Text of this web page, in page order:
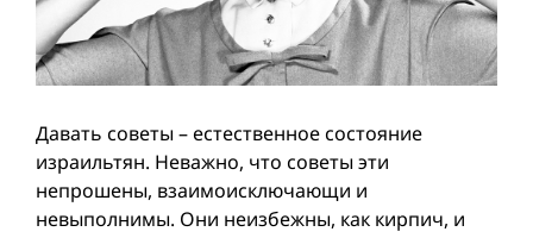
Давать советы – естественное состояние
израильтян. Неважно, что советы эти
непрошены, взаимо­исключающи и
невыполнимы. Они неизбежны, как кирпич, и